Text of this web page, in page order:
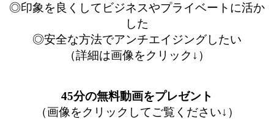
◎印象を良くしてビジネスやプライベートに活か
した
◎安全な方法でアンチエイジングしたい
（詳細は画像をクリック↓）
45分の無料動画をプレゼント
（画像をクリックしてご覧ください↓）